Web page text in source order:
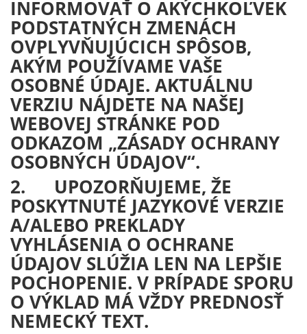
INFORMOVAŤ O AKÝCHKOĽVEK
PODSTATNÝCH ZMENÁCH
OVPLYVŇUJÚCICH SPÔSOB,
AKÝM POUŽÍVAME VAŠE
OSOBNÉ ÚDAJE. AKTUÁLNU
VERZIU NÁJDETE NA NAŠEJ
WEBOVEJ STRÁNKE POD
ODKAZOM „ZÁSADY OCHRANY
OSOBNÝCH ÚDAJOV“.
2. UPOZORŇUJEME, ŽE
POSKYTNUTÉ JAZYKOVÉ VERZIE
A/ALEBO PREKLADY
VYHLÁSENIA O OCHRANE
ÚDAJOV SLÚŽIA LEN NA LEPŠIE
POCHOPENIE. V PRÍPADE SPORU
O VÝKLAD MÁ VŽDY PREDNOSŤ
NEMECKÝ TEXT.